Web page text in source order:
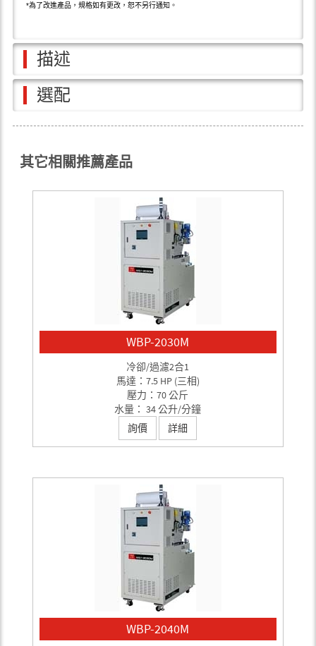
*為了改進產品，規格如有更改，恕不另行通知。
描述
選配
其它相關推薦產品
WBP-2030M
冷卻/過濾2合1
馬達：7.5 HP (三相)
壓力：70 公斤
水量： 34 公升/分鐘
詢價
詳細
WBP-2040M